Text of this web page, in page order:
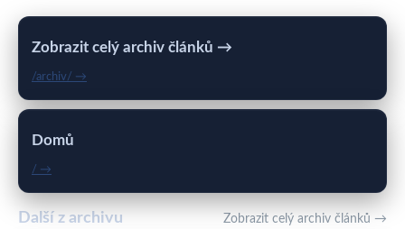
Zobrazit celý archiv článků →
/archiv/ →
Domů
/ →
Další z archivu Zobrazit celý archiv článků →